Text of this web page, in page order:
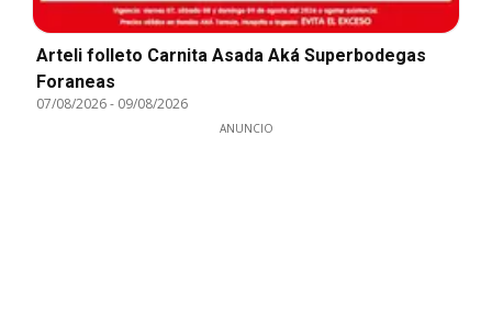
Arteli folleto Carnita Asada Aká Superbodegas
Foraneas
07/08/2026- 09/08/2026
ANUNCIO